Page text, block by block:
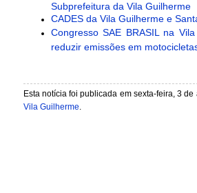
Subprefeitura da Vila Guilherme
CADES da Vila Guilherme e
Congresso SAE BRASIL na
reduzir emissões em
Esta notícia foi publicada em sexta-feira, 3
Vila Guilherme.